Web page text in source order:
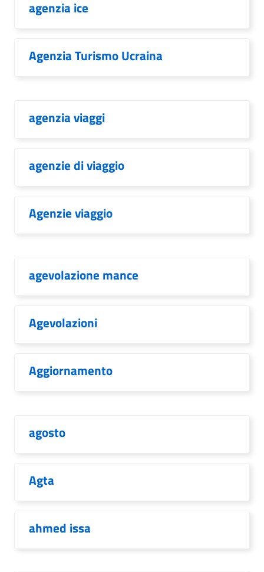
agenzia ice
Agenzia Turismo Ucraina
agenzia viaggi
agenzie di viaggio
Agenzie viaggio
agevolazione mance
Agevolazioni
Aggiornamento
agosto
Agta
ahmed issa